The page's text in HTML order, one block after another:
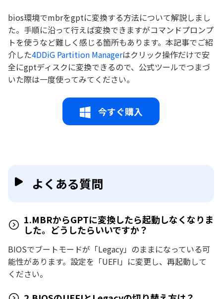
bios環境でmbrをgptに変換する方法について解説しまし
た。手順に沿って行えば変換できますがコマンドプロンプ
トを使うなど難しく感じる箇所もあります。本記事でご紹
介した4DDiG Partition Managerはクリック操作だけで安
全にgptディスクに変換できるので、公式ツールでつまづ
いた際は一度使ってみてください。
今すぐ購入
よくある質問
1.MBRからGPTに変換したら起動しなくなりま
した。どうしたらいいですか？
BIOSでブートモードが「Legacy」のままになっている可
能性があります。設定を「UEFI」に変更し、再起動して
ください。